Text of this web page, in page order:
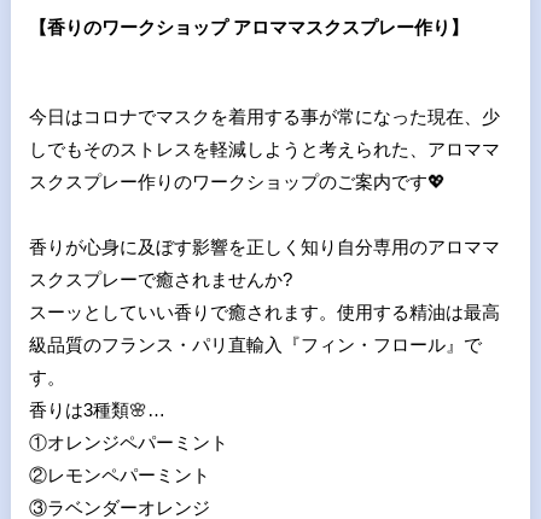
【香りのワークショップ アロママスクスプレー作り】
今日はコロナでマスクを着用する事が常になった現在、少
しでもそのストレスを軽減しようと考えられた、アロママ
スクスプレー作りのワークショップのご案内です💖
香りが心身に及ぼす影響を正しく知り自分専用のアロママ
スクスプレーで癒されませんか?
スーッとしていい香りで癒されます。使用する精油は最高
級品質のフランス・パリ直輸入『フィン・フロール』で
す。
香りは3種類🌸…
①オレンジペパーミント
②レモンペパーミント
③ラベンダーオレンジ